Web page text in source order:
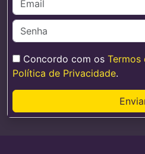
Concordo com os Termos
Política de Privacidade.